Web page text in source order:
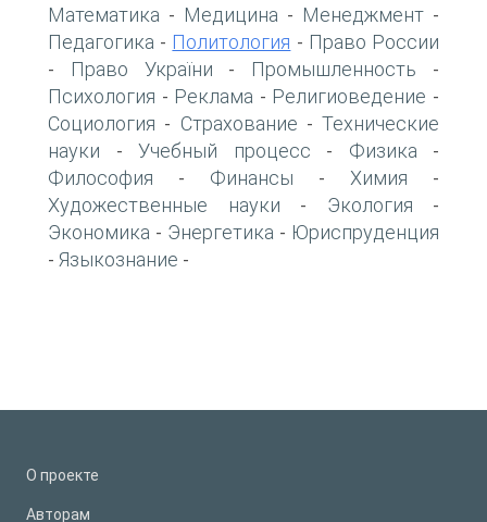
Математика - Медицина - Менеджмент -
Педагогика - Политология - Право России
- Право України - Промышленность -
Психология - Реклама - Религиоведение -
Социология - Страхование - Технические
науки - Учебный процесс - Физика -
Философия - Финансы - Химия -
Художественные науки - Экология -
Экономика - Энергетика - Юриспруденция
- Языкознание -
О проекте
Авторам